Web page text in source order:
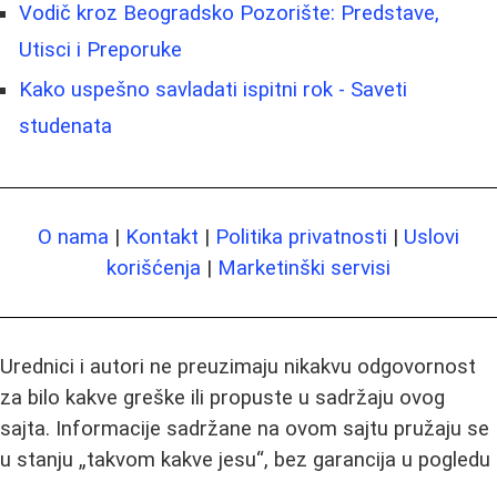
Vodič kroz Beogradsko Pozorište: Predstave,
Utisci i Preporuke
Kako uspešno savladati ispitni rok - Saveti
studenata
O nama | Kontakt | Politika privatnosti | Uslovi
korišćenja | Marketinški servisi
Urednici i autori ne preuzimaju nikakvu odgovornost
za bilo kakve greške ili propuste u sadržaju ovog
sajta. Informacije sadržane na ovom sajtu pružaju se
u stanju „takvom kakve jesu“, bez garancija u pogledu